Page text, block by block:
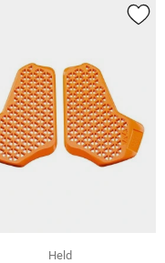
Held